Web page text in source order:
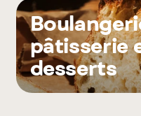
pâtisserie
desserts